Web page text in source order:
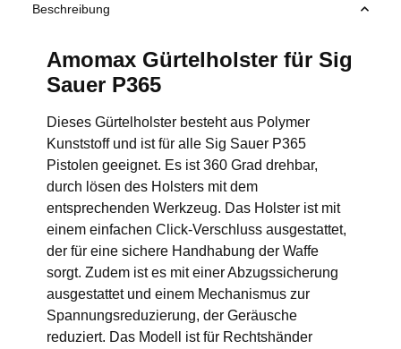
Beschreibung
Amomax Gürtelholster für Sig
Sauer P365
Dieses Gürtelholster besteht aus Polymer
Kunststoff und ist für alle Sig Sauer P365
Pistolen geeignet. Es ist 360 Grad drehbar,
durch lösen des Holsters mit dem
entsprechenden Werkzeug. Das Holster ist mit
einem einfachen Click-Verschluss ausgestattet,
der für eine sichere Handhabung der Waffe
sorgt. Zudem ist es mit einer Abzugssicherung
ausgestattet und einem Mechanismus zur
Spannungsreduzierung, der Geräusche
reduziert. Das Modell ist für Rechtshänder